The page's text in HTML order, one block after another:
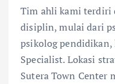
Tim ahli kami terdiri
disiplin, mulai dari
psikolog
Specialist. Lokasi
Sutera Town Center